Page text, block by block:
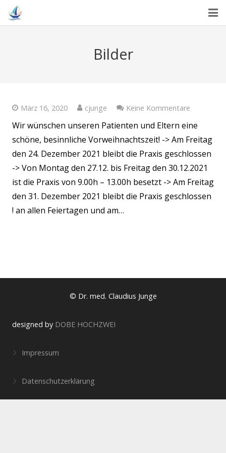
Praxisteam
Sprechzeiten
Kontakt
Bilder
März 16, 2020 cjunge Keine Kommentare
Wir wünschen unseren Patienten und Eltern eine
schöne, besinnliche Vorweihnachtszeit! -> Am Freitag
den 24. Dezember 2021 bleibt die Praxis geschlossen
-> Von Montag den 27.12. bis Freitag den 30.12.2021
ist die Praxis von 9.00h – 13.00h besetzt -> Am Freitag
den 31. Dezember 2021 bleibt die Praxis geschlossen
! an allen Feiertagen und am…
© Dr. med. Claudius Junge
designed by DOBE HOCHZWEI
Impressum
Datenschutzerklärung